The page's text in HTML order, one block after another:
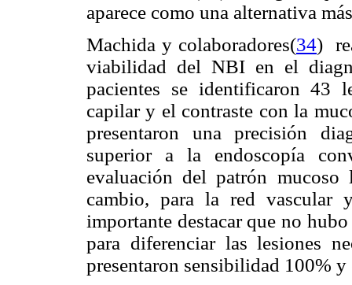
aparece como una alternativa
Machida y colaboradores(34)
viabilidad del NBI en el
pacientes se identificaron 43
capilar y el contraste con la
presentaron una precisión
superior a la endoscopía
evaluación del patrón
cambio, para la red
importante destacar que no
para diferenciar las lesiones
presentaron sensibilidad 100%